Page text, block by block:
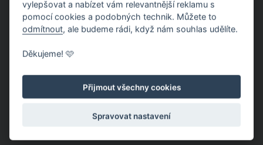
vylepšovat a nabízet vám relevantnější reklamu s
pomocí cookies a podobných technik. Můžete to
odmítnout , ale budeme rádi, když nám souhlas udělíte.
Děkujeme! 🩷
Přijmout všechny cookies
Spravovat nastavení